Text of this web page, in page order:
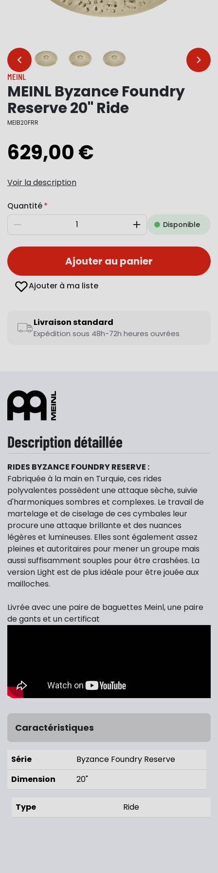
… …
MEINL
MEINL Byzance Foundry
Reserve 20" Ride
MEIB20FRR
629,00 €
Voir la description
Quantité
Diminuer AugmenterDisponible
Ajouter au panier
Ajouter à ma liste
Livraison standard
Expédition sous 48h-72h heures ouvrées
Description détaillée
RIDES BYZANCE FOUNDRY RESERVE :
Fabriquée à la main en Turquie, ces rides
polyvalentes possèdent une attaque sèche, suivie
d'harmoniques sombres et complexes. Le travail de
martelage et de ciselage de ces cymbales leur
procure une attaque brillante et des nuances
légères et lumineuses. Elles sont également assez
pleines et autoritaires pour mener un groupe mais
aussi suffisamment souples pour être crashées. La
version Light est de plus idéale pour être jouée aux
mailloches.
Livrée avec une paire de baguettes Meinl, une paire
de gants et un certificat
Caractéristiques
Série
Byzance Foundry Reserve
Dimension
20"
Type Ride